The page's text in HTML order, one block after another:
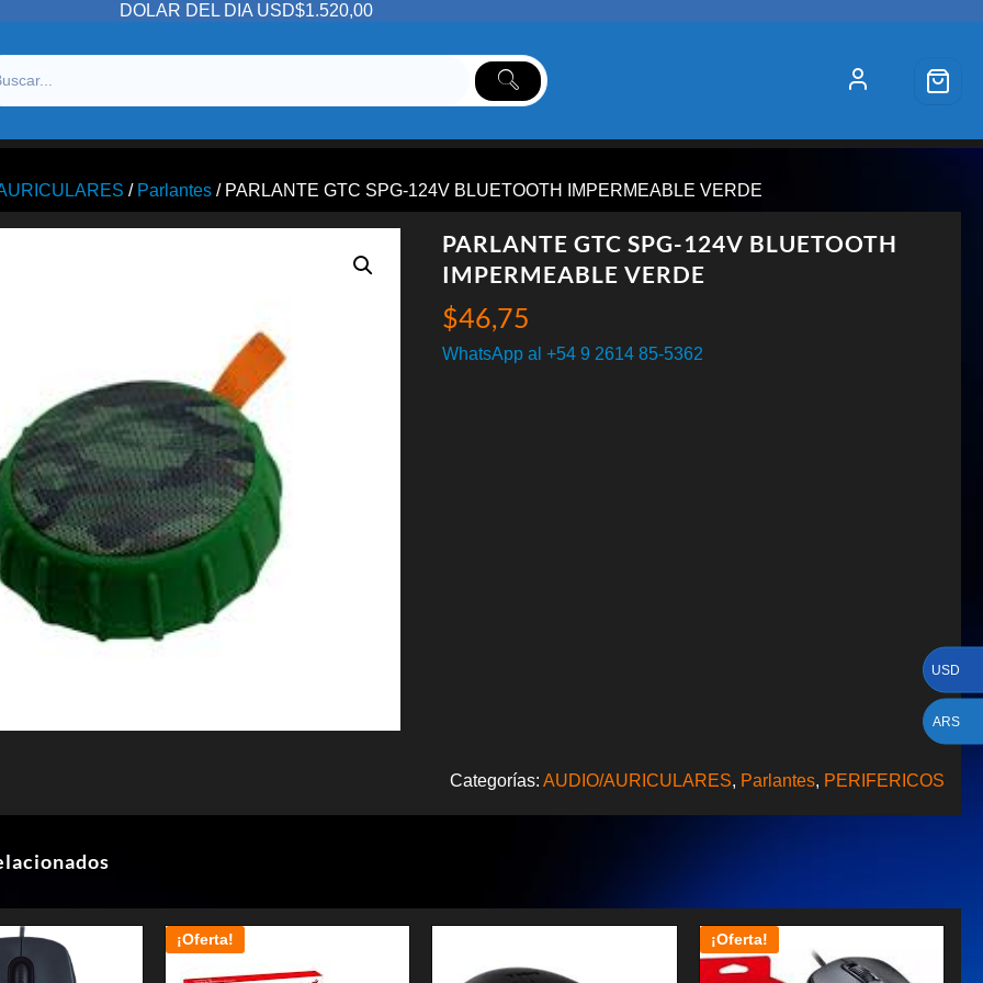
DOLAR DEL DIA USD$1.520,00
/ Parlantes / PARLANTE GTC SPG-124V BLUETOOTH IMPERMEABLE VERDE
PARLANTE GTC SPG-124V BLUETOOTH
IMPERMEABLE VERDE
$46,75
WhatsApp al +54 9 2614 85-5362
Categorías: AUDIO/AURICULARES, Parlantes, PERIFERICOS
¡Oferta! ¡Oferta!
USD
ARS